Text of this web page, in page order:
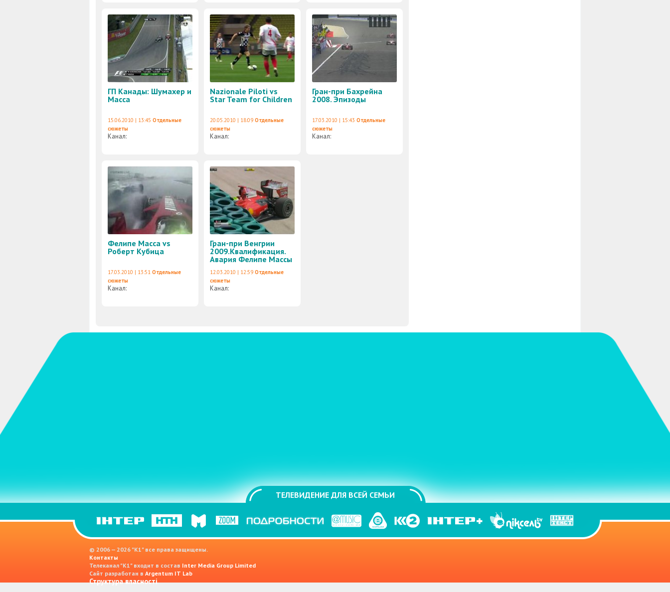
ГП Канады: Шумахер и
Масса
15.06.2010 | 13:45 Отдельные
сюжеты
Канал:
Nazionale Piloti vs
Star Team for Children
20.05.2010 | 18:09 Отдельные
сюжеты
Канал:
Гран-при Бахрейна
2008. Эпизоды
17.03.2010 | 15:43 Отдельные
сюжеты
Канал:
Фелипе Масса vs
Роберт Кубица
17.03.2010 | 13:51 Отдельные
сюжеты
Канал:
Гран-при Венгрии
2009.Квалификация.
Авария Фелипе Массы
12.03.2010 | 12:59 Отдельные
сюжеты
Канал:
ТЕЛЕВИДЕНИЕ ДЛЯ ВСЕЙ СЕМЬИ
© 2006 — 2026 "K1" все права защищены.
Контакты
Телеканал "К1" входит в состав Inter Media Group Limited
Сайт разработан в Argentum IT Lab
Структура власності